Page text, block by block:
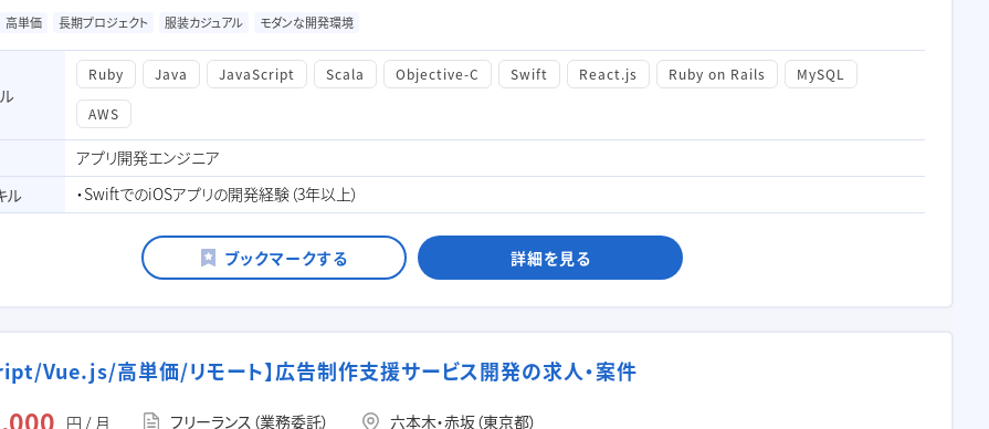
高単価 長期プロジェクト 服装カジュアル モダンな開発環境
Ruby Java JavaScript Scala Objective-C Swift React.js Ruby on Rails MySQL
AWS
アプリ開発エンジニア
ル
・SwiftでのiOSアプリの開発経験（3年以上）
詳細を見る
Vue.js/高単価/リモート】広告制作支援サービス開発の求人・案件
円 / 月 フリーランス（業務委託） 六本木・赤坂（東京都）